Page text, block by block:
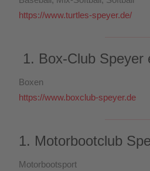
https://www.turtles-speyer.de/
1. Box-Club Speyer
Boxen
https://www.boxclub-speyer.de
1. Motorbootclub
Motorbootsport